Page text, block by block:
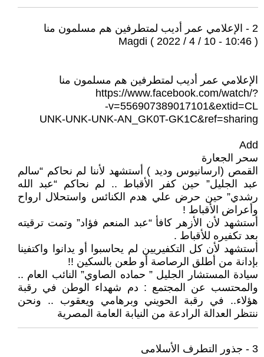
2 - الإعلامي عمر أديب لمتطرفين هم مسلمون منا
Magdi ( 2022 / 4 / 10 - 10:46 )
الإعلامي عمر أديب لمتطرفين هم مسلمون منا
https://www.facebook.com/watch/?
v=556907389017101&extid=CL-
UNK-UNK-UNK-AN_GK0T-GK1C&ref=sharing
Add
سحر الجعارة
القمص (ارسانيوس وديد ) أستشهد لأننا لم نحاكم “سالم
عبد الجليل” حين كفر الأقباط .. لم نحاكم “عبد الله
رشدي” حين حرض علي هدم الكنائس واستحلال ارواح
وأعراض الأقباط !
أستشهد لأن الأزهر كافأ “عبد المنعم فؤاد” وتمت ترقيته
بعد تكفيره للأقباط .
أستشهد لأن كل التكفيريين لم يحاسبوا أو يدانوا واكتفينا
بإدانة من أطلق الرصاصة أو طعن بالسكين !!
سيادة المستشار الجليل ” حماده الصاوي” النائب العام ..
والمحتسب عن المجتمع : دم شهداء الوطن في رقبة
هؤلاء.. في رقبة الحويني وبرهامي ويعقوب .. ونحن
ننتظر العدالة الرادعة من النيابة العامة المصرية
3 - جذور التطرف الأسلامى